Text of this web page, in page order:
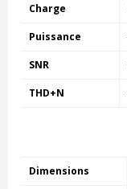
Charge
Puissance
SNR
THD+N
Dimensions